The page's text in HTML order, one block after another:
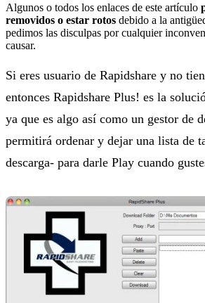
Algunos o todos los enlaces de este artículo
removidos o estar rotos debido a la
pedimos las disculpas por cualquier
causar.
Si eres usuario de Rapidshare y no
entonces Rapidshare Plus! es la
ya que es algo así como un gestor de
permitirá ordenar y dejar una lista de
descarga- para darle Play cuando